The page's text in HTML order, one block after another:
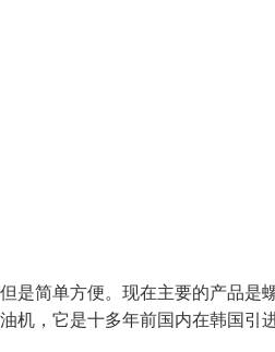
是简单方便。现在主要的产品是
机，它是十多年前国内在韩国引